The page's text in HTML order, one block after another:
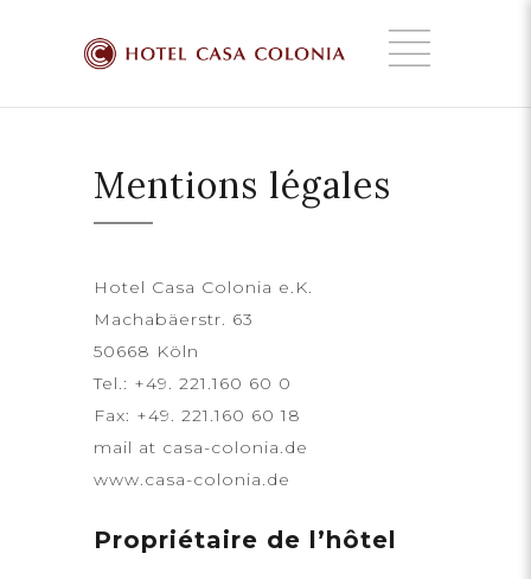
Mentions légales
Hotel Casa Colonia e.K.
Machabäerstr. 63
50668 Köln
Tel.: +49. 221.160 60 0
Fax: +49. 221.160 60 18
mail at casa-colonia.de
www.casa-colonia.de
Propriétaire de l’hôtel